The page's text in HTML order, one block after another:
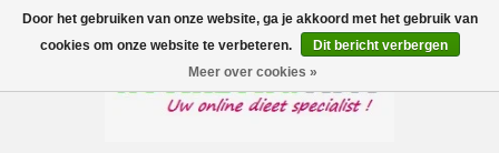
0artikelen
Door het gebruiken van onze website, ga je akkoord met het gebruik van
cookies om onze website te verbeteren.
Dit bericht verbergen
Meer over cookies »